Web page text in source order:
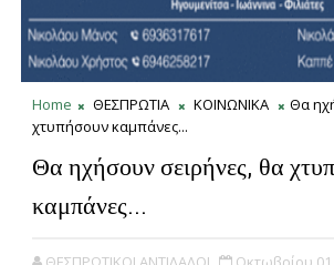
Home ΘΕΣΠΡΩΤΙΑ ΚΟΙΝΩΝΙΚΑ
Θα
χτυπήσουν καμπάνες...
Θα ηχήσουν σειρήνες, θα
καμπάνες...